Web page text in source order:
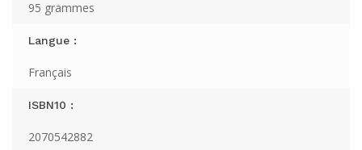
95 grammes
Langue :
Français
ISBN10 :
2070542882